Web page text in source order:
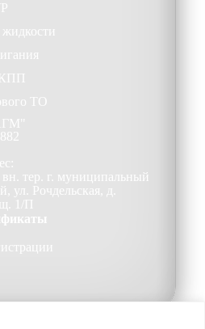
ТО
вн. тер. г. муниципальный
ул. Рочдельская, д.
1/П